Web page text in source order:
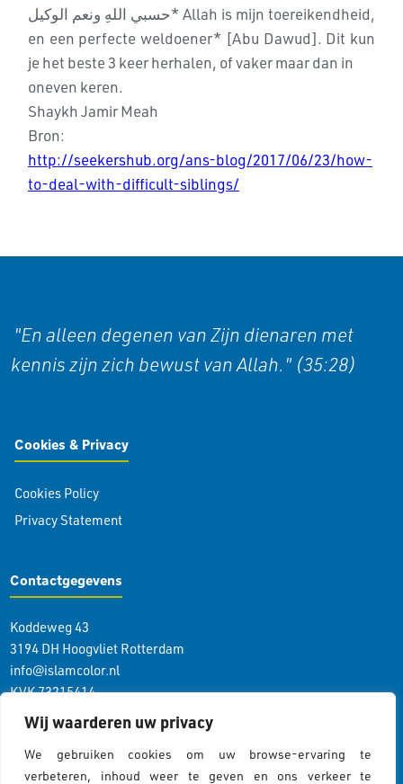
Wij waarderen uw privacy
We gebruiken cookies om uw browse-ervaring te
verbeteren, inhoud weer te geven en ons verkeer te
حسبي اللهِ ونعم الوکيل* Allah is mijn toereikendheid,
en een perfecteweldoener* [Abu Dawud]. Dit kun
je het beste 3 keer herhalen, of vaker maar dan in
oneven keren.
Shaykh Jamir Meah
Bron:
http://seekershub.org/ans-blog/2017/06/23/how-
to-deal-with-difficult-siblings/
"En alleen degenen van Zijn dienaren met
kennis zijn zich bewust van Allah." (35:28)
Cookies & Privacy
Cookies Policy
Privacy Statement
Contactgegevens
Koddeweg 43
3194 DH Hoogvliet Rotterdam
info@islamcolor.nl
KVK 73215414
RSIN 859403865
Volg ons